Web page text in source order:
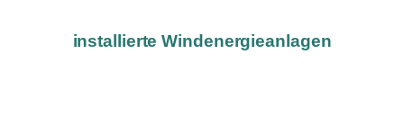
installierte Windenergieanlagen